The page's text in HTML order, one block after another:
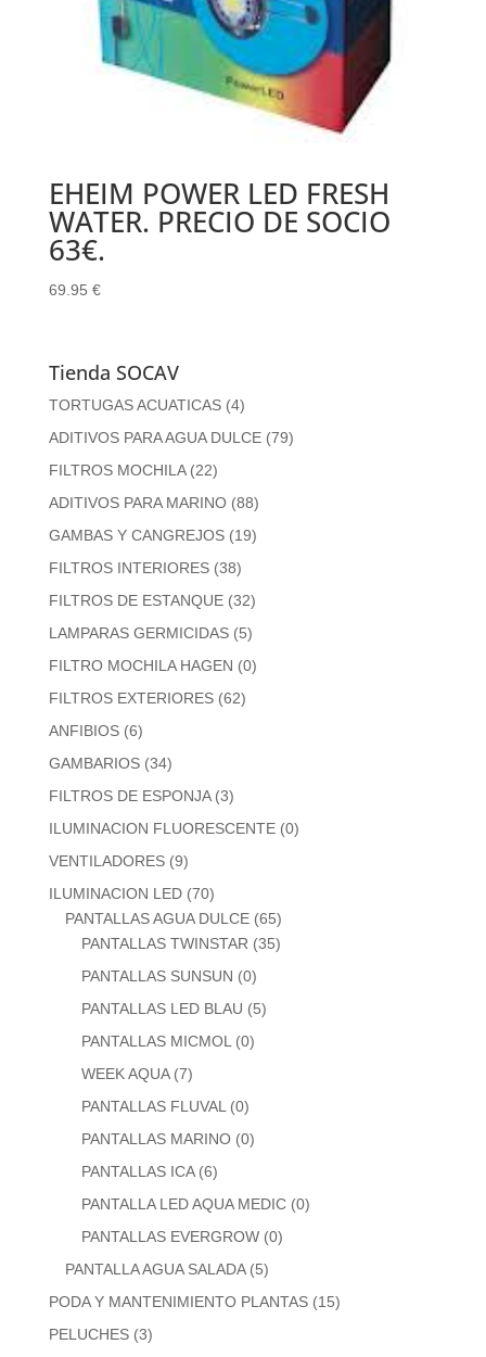
EHEIM POWER LED FRESH
WATER. PRECIO DE SOCIO
63€.
69.95 €
Tienda SOCAV
TORTUGAS ACUATICAS (4)
ADITIVOS PARA AGUA DULCE (79)
FILTROS MOCHILA (22)
ADITIVOS PARA MARINO (88)
GAMBAS Y CANGREJOS (19)
FILTROS INTERIORES (38)
FILTROS DE ESTANQUE (32)
LAMPARAS GERMICIDAS (5)
FILTRO MOCHILA HAGEN (0)
FILTROS EXTERIORES (62)
ANFIBIOS (6)
GAMBARIOS (34)
FILTROS DE ESPONJA (3)
ILUMINACION FLUORESCENTE (0)
VENTILADORES (9)
ILUMINACION LED (70)
PANTALLAS AGUA DULCE (65)
PANTALLAS TWINSTAR (35)
PANTALLAS SUNSUN (0)
PANTALLAS LED BLAU (5)
PANTALLAS MICMOL (0)
WEEK AQUA (7)
PANTALLAS FLUVAL (0)
PANTALLAS MARINO (0)
PANTALLAS ICA (6)
PANTALLA LED AQUA MEDIC (0)
PANTALLAS EVERGROW (0)
PANTALLA AGUA SALADA (5)
PODA Y MANTENIMIENTO PLANTAS (15)
PELUCHES (3)